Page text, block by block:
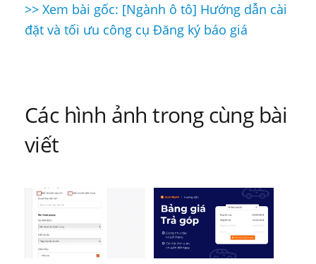
Điều
hướng
viết
>> Xem bài gốc: [Ngành ô tô] Hướng dẫn cài
đặt và tối ưu công cụ Đăng ký báo giá
Các hình ảnh trong cùng bài
viết